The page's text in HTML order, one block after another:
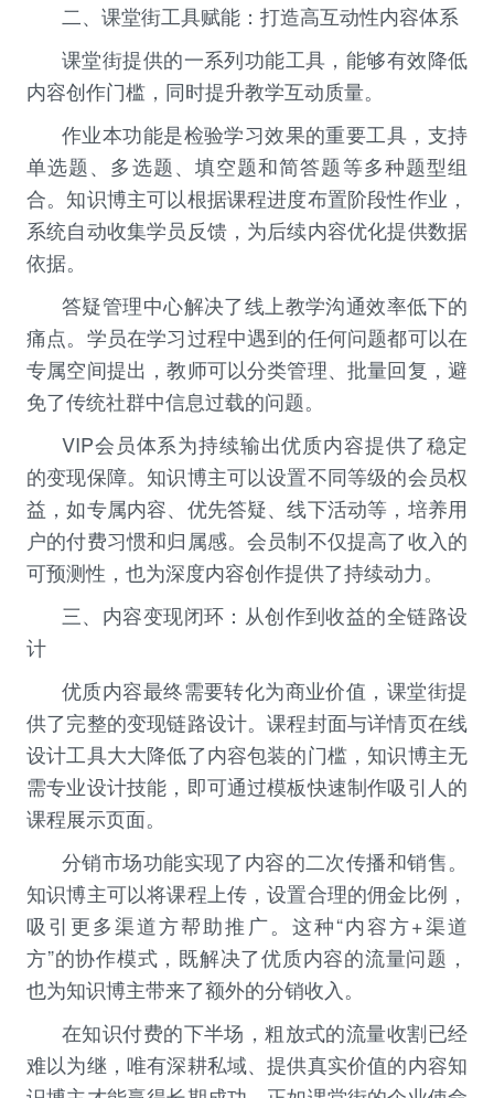
二、课堂街工具赋能：打造高互动性内容体系
课堂街提供的一系列功能工具，能够有效降低
内容创作门槛，同时提升教学互动质量。
作业本功能是检验学习效果的重要工具，支持
单选题、多选题、填空题和简答题等多种题型组
合。 知识博主可以根据课程进度布置阶段性作业，
系统自动收集学员反馈，为后续内容优化提供数据
依据。
答疑管理中心解决了线上教学沟通效率低下的
痛点。学员在学习过程中遇到的任何问题都可以在
专属空间提出，教师可以分类管理、批量回复，避
免了传统社群中信息过载的问题。
VIP会员体系为持续输出优质内容提供了稳定
的变现保障。 知识博主可以设置不同等级的会员权
益，如专属内容、优先答疑、线下活动等，培养用
户的付费习惯和归属感。会员制不仅提高了收入的
可预测性，也为深度内容创作提供了持续动力。
三、内容变现闭环：从创作到收益的全链路设
计
优质内容最终需要转化为商业价值，课堂街提
供了完整的变现链路设计。课程封面与详情页在线
设计工具大大降低了内容包装的门槛，知识博主无
需专业设计技能，即可通过模板快速制作吸引人的
课程展示页面。
分销市场功能实现了内容的二次传播和销售。
知识博主可以将课程上传，设置合理的佣金比例，
吸引更多渠道方帮助推广。这种“内容方+渠道
方”的协作模式，既解决了优质内容的流量问题，
也为知识博主带来了额外的分销收入。
在知识付费的下半场，粗放式的流量收割已经
难以为继，唯有深耕私域、提供真实价值的内容知